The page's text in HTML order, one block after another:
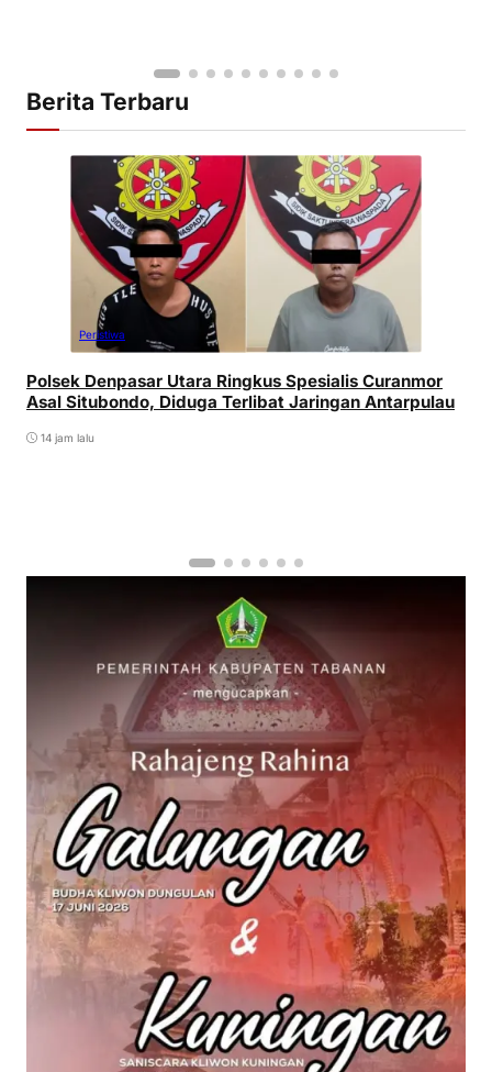
Berita Terbaru
Peristiwa
Polsek Denpasar Utara Ringkus Spesialis Curanmor
Asal Situbondo, Diduga Terlibat Jaringan Antarpulau
14 jam lalu